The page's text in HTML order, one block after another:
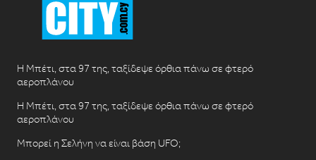
Η Μπέτι, στα 97 της, ταξίδεψε όρθια πάνω σε φτερό
αεροπλάνου
Η Μπέτι, στα 97 της, ταξίδεψε όρθια πάνω σε φτερό
αεροπλάνου
Μπορεί η Σελήνη να είναι βάση UFO;